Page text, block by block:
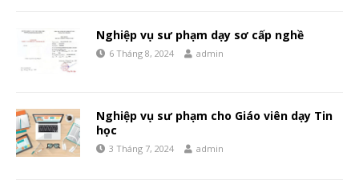
Nghiệp vụ sư phạm dạy sơ cấp nghề
6 Tháng 8, 2024 admin
Nghiệp vụ sư phạm cho Giáo viên dạy Tin
học
3 Tháng 7, 2024 admin